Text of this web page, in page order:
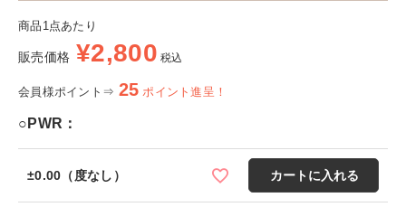
商品1点あたり
販売価格 ¥2,800 税込
会員様ポイント⇒ 25 ポイント進呈！
○PWR：
±0.00（度なし） カートに入れる